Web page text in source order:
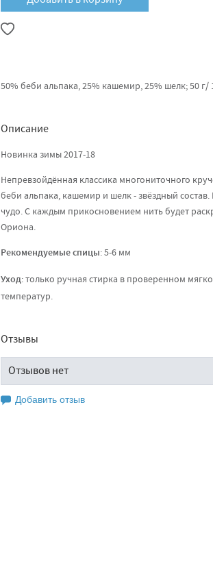
50% беби альпака, 25% кашемир, 25% шелк; 50 г/
Описание
Новинка зимы 2017-18
Непревзойдённая классика многониточного
беби альпака, кашемир и шелк - звёздный
чудо. С каждым прикосновением нить будет
Ориона.
Рекомендуемые спицы: 5-6 мм
Уход: только ручная стирка в проверенном
температур.
Отзывы
Отзывов нет
Добавить отзыв